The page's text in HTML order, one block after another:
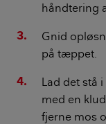
håndtering
Gnid
på tæppet.
Lad det stå
med en
fjerne mos